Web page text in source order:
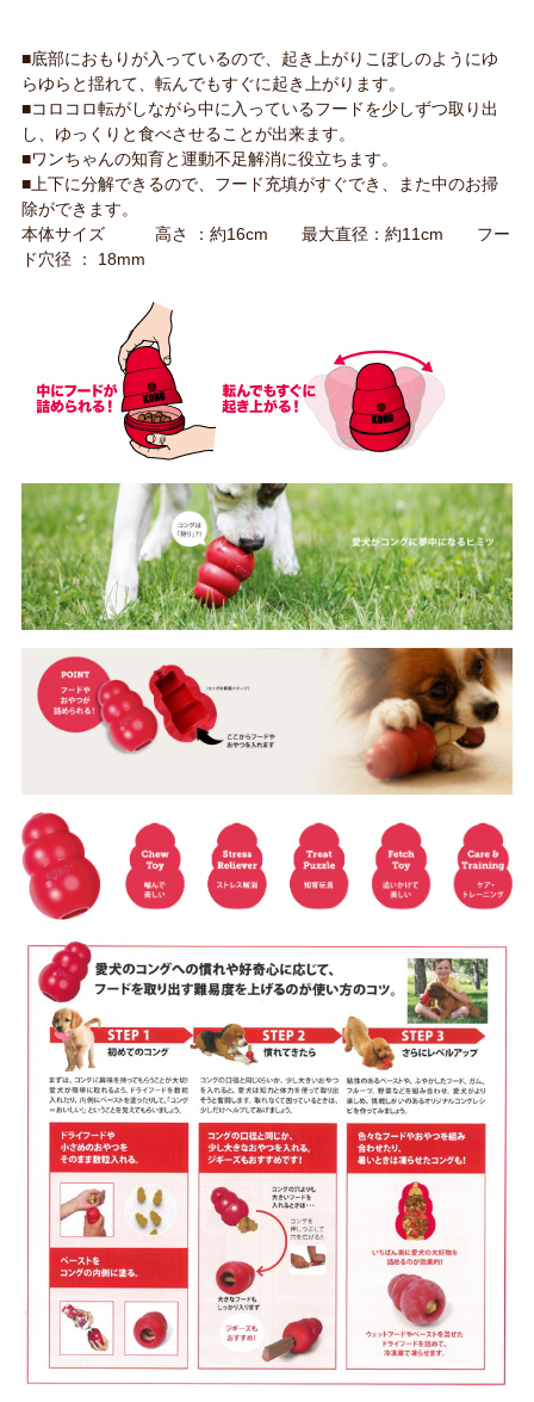
■底部におもりが入っているので、起き上がりこぼしのようにゆ
らゆらと揺れて、転んでもすぐに起き上がります。
■コロコロ転がしながら中に入っているフードを少しずつ取り出
し、ゆっくりと食べさせることが出来ます。
■ワンちゃんの知育と運動不足解消に役立ちます。
■上下に分解できるので、フード充填がすぐでき、また中のお掃
除ができます。
本体サイズ 高さ ：約16cm 最大直径：約11cm フー
ド穴径 ： 18mm